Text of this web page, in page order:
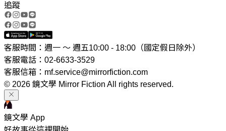
追蹤
客服時間：週一 ～ 週五10:00 - 18:00（國定假日除外）
客服電話：02-6633-3529
客服信箱：mf.service@mirrorfiction.com
© 2026 鏡文學 Mirror Fiction All rights reserved.
鏡文學 App